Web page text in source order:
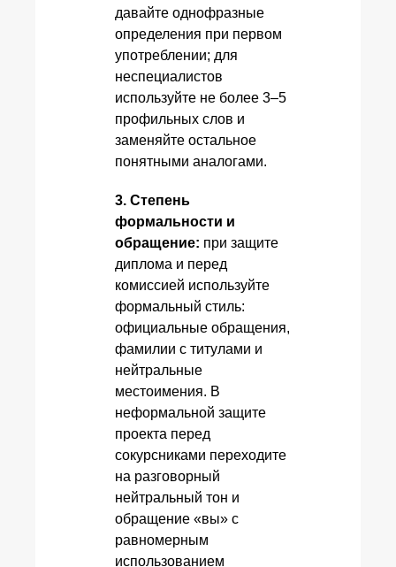
давайте однофразные
определения при первом
употреблении; для
неспециалистов
используйте не более 3–5
профильных слов и
заменяйте остальное
понятными аналогами.
3. Степень
формальности и
обращение: при защите
диплома и перед
комиссией используйте
формальный стиль:
официальные обращения,
фамилии с титулами и
нейтральные
местоимения. В
неформальной защите
проекта перед
сокурсниками переходите
на разговорный
нейтральный тон и
обращение «вы» с
равномерным
использованием